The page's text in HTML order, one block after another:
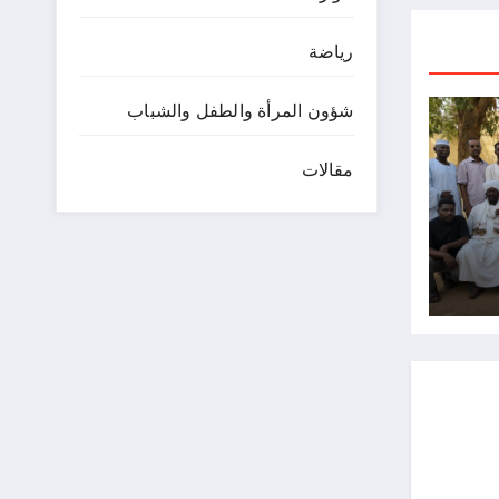
رياضة
شؤون المرأة والطفل والشباب
مقالات